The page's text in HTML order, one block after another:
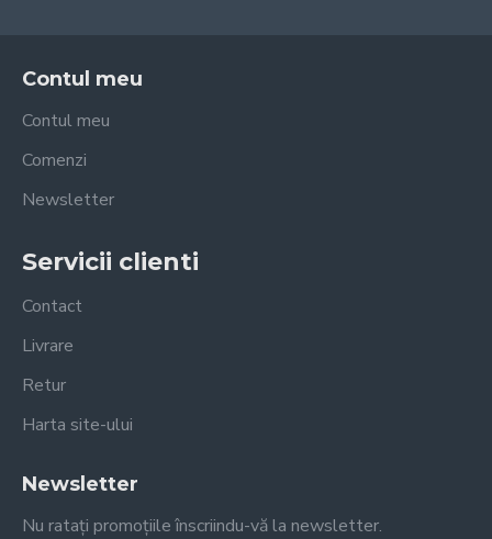
Contul meu
Contul meu
Comenzi
Newsletter
Servicii clienti
Contact
Livrare
Retur
Harta site-ului
Newsletter
Nu ratați promoțiile înscriindu-vă la newsletter.